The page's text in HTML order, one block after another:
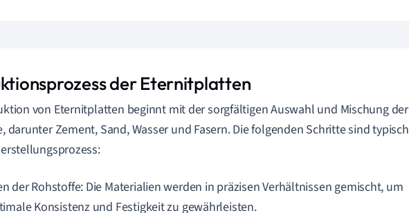
der Eternitplatten
von Eternitplatten beginnt mit der sorgfältigen Auswahl und Mischung der
darunter Zement, Sand, Wasser und Fasern. Die folgenden Schritte sind typisch
der Rohstoffe: Die Materialien werden in präzisen Verhältnissen gemischt, um
Konsistenz und Festigkeit zu gewährleisten.